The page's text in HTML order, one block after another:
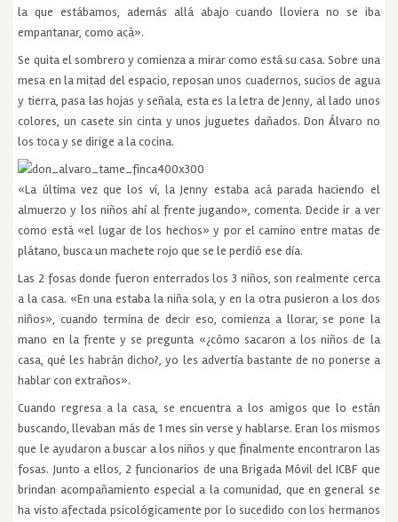
la que estábamos, además allá abajo cuando lloviera no se iba
empantanar, como acá».
Se quita el sombrero y comienza a mirar como está su casa. Sobre una
mesa en la mitad del espacio, reposan unos cuadernos, sucios de agua
y tierra, pasa las hojas y señala, esta es la letra de Jenny, al lado unos
colores, un casete sin cinta y unos juguetes dañados. Don Álvaro no
los toca y se dirige a la cocina.
«La última vez que los vi, la Jenny estaba acá parada haciendo el
almuerzo y los niños ahí al frente jugando», comenta. Decide ir a ver
como está «el lugar de los hechos» y por el camino entre matas de
plátano, busca un machete rojo que se le perdió ese día.
Las 2 fosas donde fueron enterrados los 3 niños, son realmente cerca
a la casa. «En una estaba la niña sola, y en la otra pusieron a los dos
niños», cuando termina de decir eso, comienza a llorar, se pone la
mano en la frente y se pregunta «¿cómo sacaron a los niños de la
casa, qué les habrán dicho?, yo les advertía bastante de no ponerse a
hablar con extraños».
Cuando regresa a la casa, se encuentra a los amigos que lo están
buscando, llevaban más de 1 mes sin verse y hablarse. Eran los mismos
que le ayudaron a buscar a los niños y que finalmente encontraron las
fosas. Junto a ellos, 2 funcionarios de una Brigada Móvil del ICBF que
brindan acompañamiento especial a la comunidad, que en general se
ha visto afectada psicológicamente por lo sucedido con los hermanos